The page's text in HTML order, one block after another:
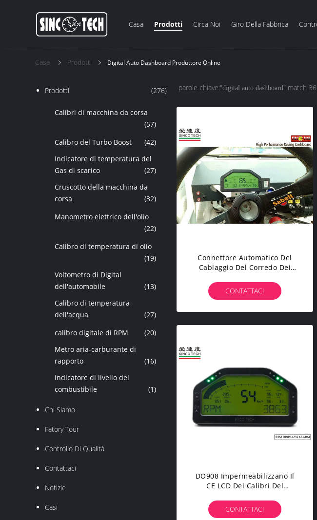
Casa Prodotti Circa Noi Giro Della Fabbrica
Casa Prodotti Digital Auto Dashboard Produttore Online
Prodotti (276)
Calibri di macchina da corsa
(57)
Calibro del Turbo Boost
(42)
Indicatore di temperatura del
Gas di scarico
(27)
Cruscotto della macchina da
corsa
(32)
Manometro elettrico dell'olio
(22)
Calibro di temperatura di olio
(19)
Voltometro di Digital
dell'automobile
(13)
Calibro di temperatura
dell'acqua
(27)
calibro digitale di RPM
(20)
Metro aria-carburante di
rapporto
(16)
indicatore di livello del
combustibile
(1)
Chi Siamo
Fatory Tour
Controllo Di Qualità
Contattaci
Notizie
Casi
parole chiave:"digital auto dashboard" match
Connettore Automatico Del
Cablaggio Del Corredo Dei
Digital/del Cruscotto
Automobile Di Raduno
CONTATTACI
DO908 Impermeabilizzano Il
CE LCD Dei Calibri Del
Automatica Dei Calibri Di
Multi Approvato
CONTATTACI